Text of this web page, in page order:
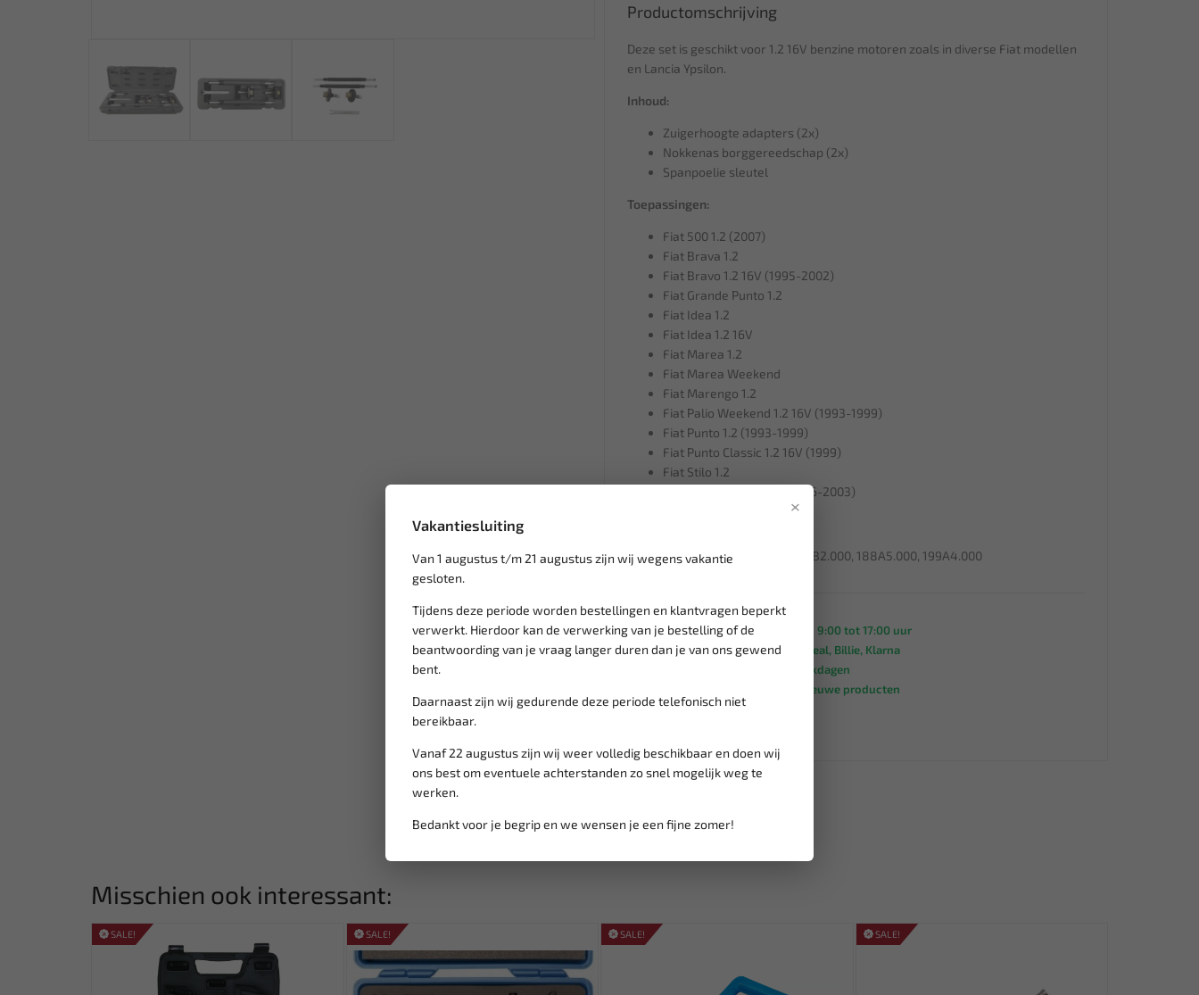
×
Vakantiesluiting
Van 1 augustus t/m 21 augustus zijn wij wegens vakantie
gesloten.
Tijdens deze periode worden bestellingen en klantvragen beperkt
verwerkt. Hierdoor kan de verwerking van je bestelling of de
beantwoording van je vraag langer duren dan je van ons gewend
bent.
Daarnaast zijn wij gedurende deze periode telefonisch niet
bereikbaar.
Vanaf 22 augustus zijn wij weer volledig beschikbaar en doen wij
ons best om eventuele achterstanden zo snel mogelijk weg te
werken.
Bedankt voor je begrip en we wensen je een fijne zomer!
Productomschrijving
Deze set is geschikt voor 1.2 16V benzine motoren zoals in diverse Fiat modellen
en Lancia Ypsilon.
Inhoud:
Zuigerhoogte adapters (2x)
Nokkenas borggereedschap (2x)
Spanpoelie sleutel
Toepassingen:
Fiat 500 1.2 (2007)
Fiat Brava 1.2
Fiat Bravo 1.2 16V (1995-2002)
Fiat Grande Punto 1.2
Fiat Idea 1.2
Fiat Idea 1.2 16V
Fiat Marea 1.2
Fiat Marea Weekend
Fiat Marengo 1.2
Fiat Palio Weekend 1.2 16V (1993-1999)
Fiat Punto 1.2 (1993-1999)
Fiat Punto Classic 1.2 16V (1999)
Fiat Stilo 1.2
Lancia Ypsilon 1.2 16V (1996-2003)
176B9.000, 169A4.000, 182B2.000, 188A5.000, 199A4.000
Klantenservice,werkdagen van 9:00 tot 17:00 uur
Veilig online betalen met o.a. iDeal, Billie, Klarna
gemiddeld 1-3 werkdagen
wekelijks nieuwe producten
Lage verzendkosten NL
Misschien ook interessant:
SALE! SALE! SALE! SALE!